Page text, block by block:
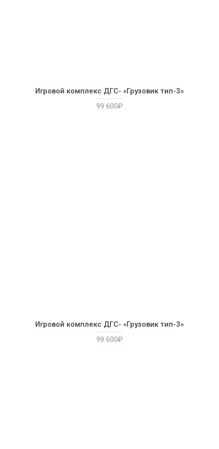
Игровой комплекс ДГС- «Грузовик тип-3»
99 600₽
Игровой комплекс ДГС- «Грузовик тип-3»
99 600₽